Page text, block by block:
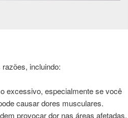
incluindo:
excessivo, especialmente se você
causar dores musculares.
provocar dor nas áreas afetadas.